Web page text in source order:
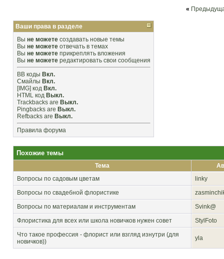
«
Ваши права в разделе
Вы не можете создавать новые темы
Вы не можете отвечать в темах
Вы не можете прикреплять вложения
Вы не можете редактировать свои сообщения
BB коды Вкл.
Смайлы Вкл.
[IMG] код Вкл.
HTML код Выкл.
Trackbacks are Выкл.
Pingbacks are Выкл.
Refbacks are Выкл.
Правила форума
Похожие темы
Тема
Вопросы по садовым цветам
linky
Вопросы по свадебной флористике
Вопросы по материалам и инструментам
Svink@
Флористика для всех или школа новичков нужен совет
StylFoto
Что такое профессия - флорист или взгляд изнутри (для
новичков))
yla